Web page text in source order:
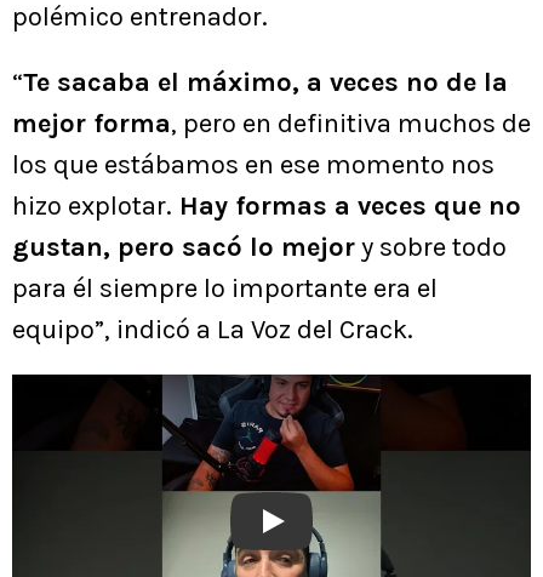
polémico entrenador.
“Te sacaba el máximo, a veces no de la
mejor forma, pero en definitiva muchos de
los que estábamos en ese momento nos
hizo explotar. Hay formas a veces que no
gustan, pero sacó lo mejory sobre todo
para él siempre lo importante era el
equipo”, indicó a La Voz del Crack.
Play